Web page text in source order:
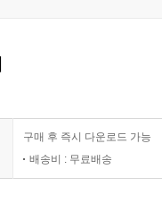
구매 후 즉시 다운로드 가능
배송비 : 무료배송